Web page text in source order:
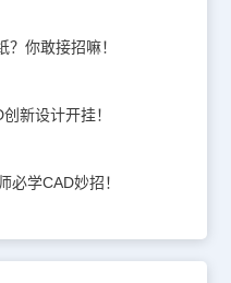
你敢接招嘛！
新设计开挂！
必学CAD妙招！